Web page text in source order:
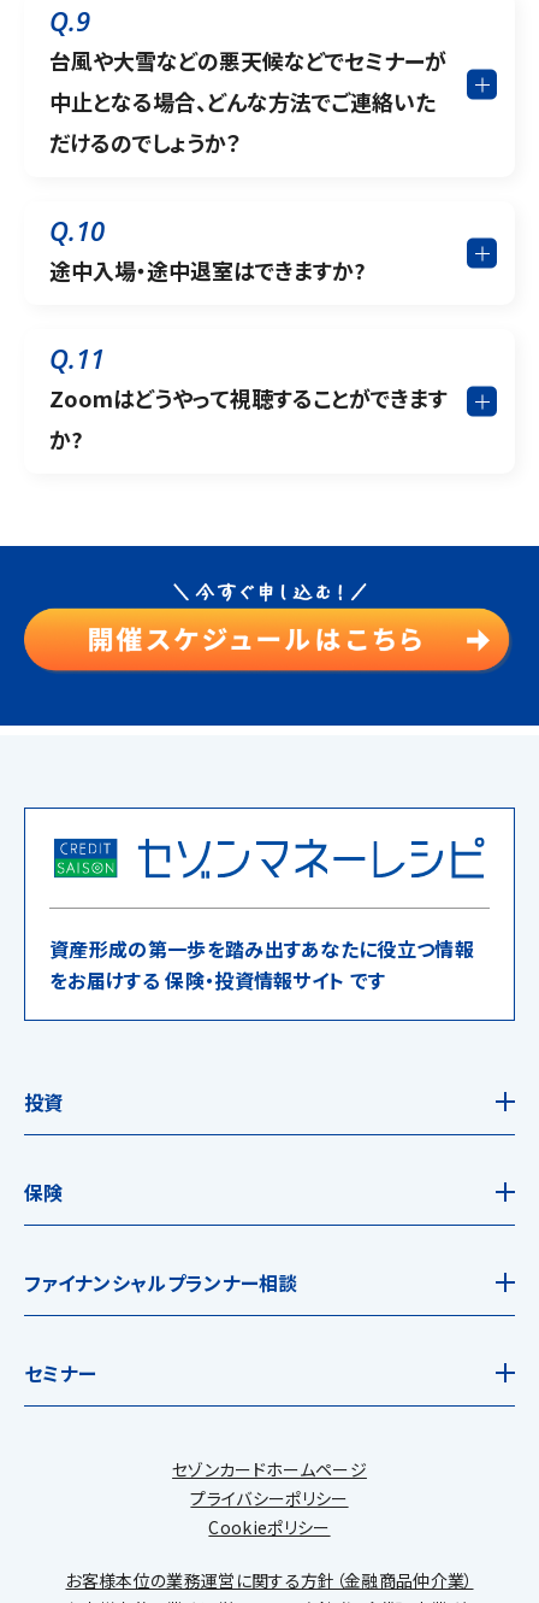
Q.9
台風や大雪などの悪天候などでセミナーが
中止となる場合、どんな方法でご連絡いた
だけるのでしょうか？
Q.10
途中入場・途中退室はできますか?
Q.11
Zoomはどうやって視聴することができます
か?
資産形成の第一歩を踏み出すあなたに役立つ情報
をお届けする 保険・投資情報サイト です
投資
保険
ファイナンシャルプランナー相談
セミナー
セゾンカードホームページ
プライバシーポリシー
Cookieポリシー
お客様本位の業務運営に関する方針（金融商品仲介業）